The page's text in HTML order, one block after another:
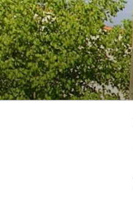
Aller
au
contenu
principal